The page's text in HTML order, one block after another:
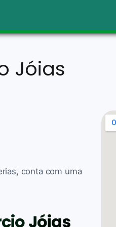
Jóias
conta com uma
Jóias